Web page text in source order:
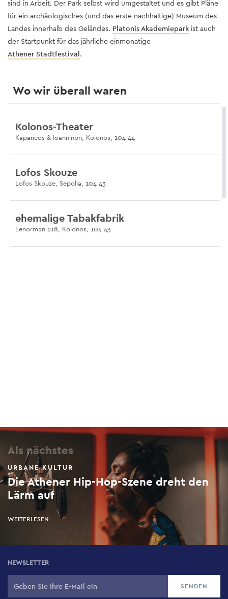
sind in Arbeit. Der Park selbst wird umgestaltet und es gibt Pläne
für ein archäologisches (und das erste nachhaltige) Museum des
Landes innerhalb des Geländes. Platonis Akademiepark ist auch
der Startpunkt für das jährliche einmonatige
Athener Stadtfestival.
Wo wir überall waren
Kolonos-Theater
Kapaneos & Ioanninon, Kolonos, 104 44
Lofos Skouze
Lofos Skouze, Sepolia, 104 43
ehemalige Tabakfabrik
Lenorman 218, Kolonos, 104 43
Als nächstes
URBANE KULTUR
Die Athener Hip-Hop-Szene dreht den
Lärm auf
WEITERLESEN
NEWSLETTER